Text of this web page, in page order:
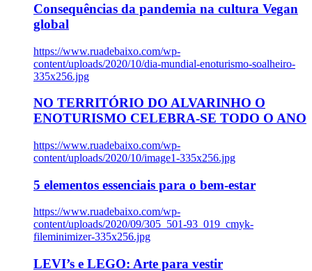
Consequências da pandemia na cultura Vegan
global
https://www.ruadebaixo.com/wp-
content/uploads/2020/10/dia-mundial-enoturismo-soalheiro-
335x256.jpg
NO TERRITÓRIO DO ALVARINHO O
ENOTURISMO CELEBRA-SE TODO O ANO
https://www.ruadebaixo.com/wp-
content/uploads/2020/10/image1-335x256.jpg
5 elementos essenciais para o bem-estar
https://www.ruadebaixo.com/wp-
content/uploads/2020/09/305_501-93_019_cmyk-
fileminimizer-335x256.jpg
LEVI’s e LEGO: Arte para vestir